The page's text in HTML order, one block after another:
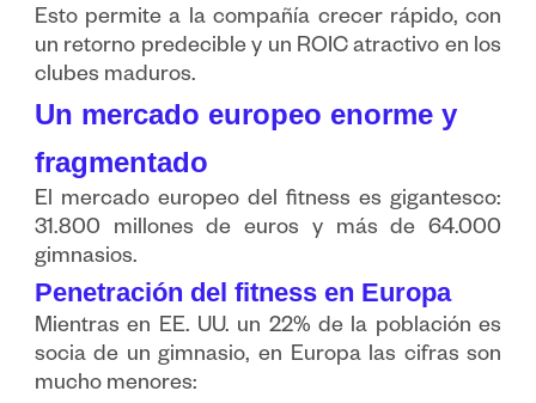
Esto permite a la compañía crecer rápido, con
un retorno predecible y un ROIC atractivo en los
clubes maduros.
Un mercado europeo enorme y
fragmentado
El mercado europeo del fitness es gigantesco:
31.800 millones de euros y más de 64.000
gimnasios.
Penetración del fitness en Europa
Mientras en EE. UU. un 22% de la población es
socia de un gimnasio, en Europa las cifras son
mucho menores: